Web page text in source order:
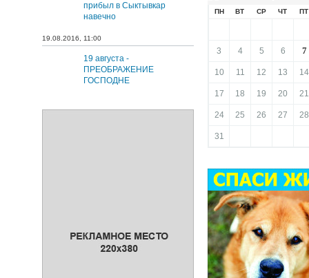
прибыл в Сыктывкар
навечно
19.08.2016, 11:00
19 августа -
ПРЕОБРАЖЕНИЕ
ГОСПОДНЕ
ПН ВТ СР ЧТ ПТ
3 4 5 6 7
10 11 12 13 14
17 18 19 20 21
24 25 26 27 28
31